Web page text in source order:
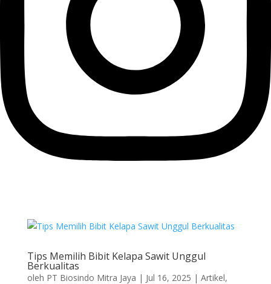
Tips Memilih Bibit Kelapa Sawit Unggul
Berkualitas
oleh PT Biosindo Mitra Jaya | Jul 16, 2025 | Artikel,